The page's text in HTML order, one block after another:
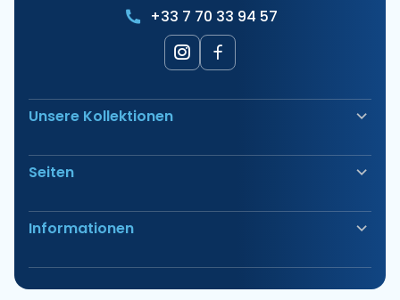
+33 7 70 33 94 57
Unsere Kollektionen
Glasfaserschweißgerät
Sicherheit & Absicherung
Werkzeug
Kabeleinzug & Kabelkanalführung
Énergie Solaire
Seiten
Unsere Produkte
Unsere Angebote
Hinweis
Unsere Geschäfte
Informationen
Haben Sie Fragen?